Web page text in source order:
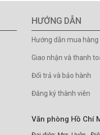
HƯỚNG DẪN
Hướng dẫn mua hàng
Giao nhận và thanh
Đổi trả và bảo hành
Đăng ký thành viên
Văn phòng Hồ Chí